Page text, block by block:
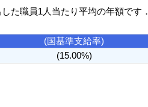
た職員1人当たり平均の年額です．
(国基準支給率)
(15.00%)